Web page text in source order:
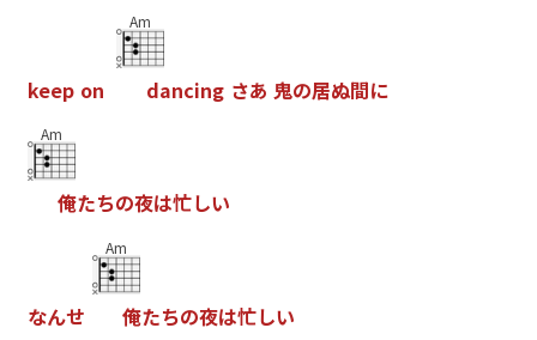
keep on
Am
dancing さあ 鬼の居ぬ間に
Am
俺たちの夜は忙しい
なんせ
Am
俺たちの夜は忙しい